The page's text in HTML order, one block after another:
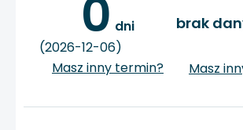
0 dni
(2026-12-06)
Masz inny termin?
brak
Masz